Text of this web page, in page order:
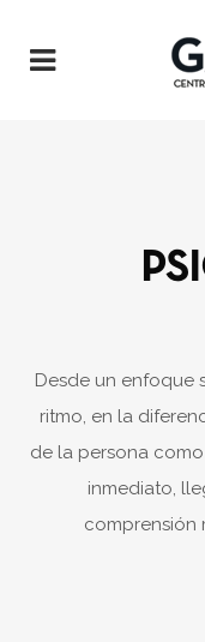
Desde un enfoque
ritmo, en la
de la persona
inmediato,
comprensión